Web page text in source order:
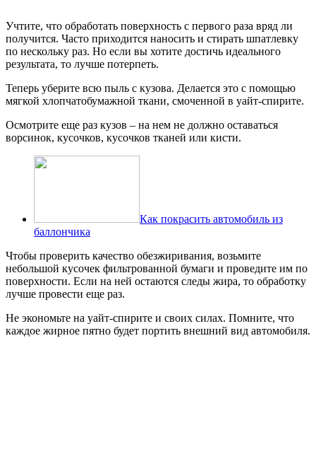
Учтите, что обработать поверхность с первого раза вряд ли
получится. Часто приходится наносить и стирать шпатлевку
по нескольку раз. Но если вы хотите достичь идеального
результата, то лучше потерпеть.
Теперь уберите всю пыль с кузова. Делается это с помощью
мягкой хлопчатобумажной ткани, смоченной в уайт-спирите.
Осмотрите еще раз кузов – на нем не должно оставаться
ворсинок, кусочков, кусочков тканей или кисти.
Как покрасить автомобиль из
баллончика
Чтобы проверить качество обезжиривания, возьмите
небольшой кусочек фильтрованной бумаги и проведите им по
поверхности. Если на ней остаются следы жира, то обработку
лучше провести еще раз.
Не экономьте на уайт-спирите и своих силах. Помните, что
каждое жирное пятно будет портить внешний вид автомобиля.